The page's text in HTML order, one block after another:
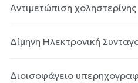
Αντιμετώπιση χοληστερίνης
Δίμηνη Ηλεκτρονική
Διοισοφάγειο